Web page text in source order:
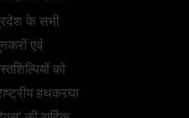
के सभी
एवं
को
हथकरघा